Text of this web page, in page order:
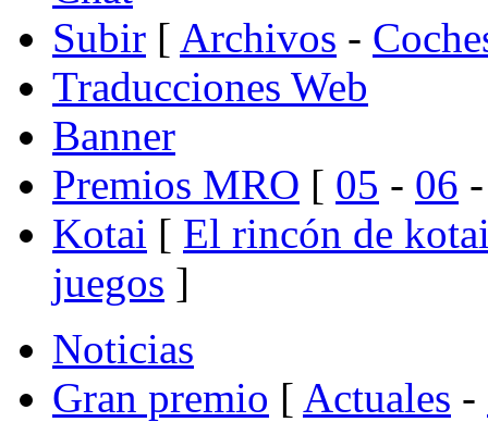
Subir [ Archivos -
Traducciones Web
Banner
Premios MRO [ 05 - 06
Kotai [ El rincón de
juegos ]
Noticias
Gran premio [ Actuales -